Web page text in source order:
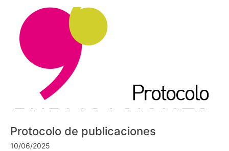
Protocolo de publicaciones
10/06/2025